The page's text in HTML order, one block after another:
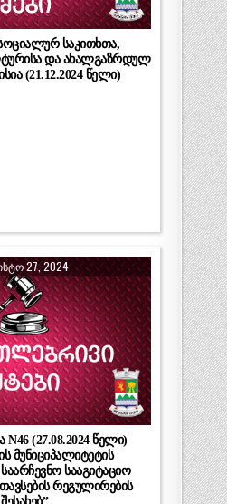
საკითხთა,
და ახალგაზრდულ
(21.12.2024 წელი)
27, 2024
N46 (27.08.2024 წელი)
მუნიციპალიტეტის
სააგიტაციო
რეგულირების
შესახებ”